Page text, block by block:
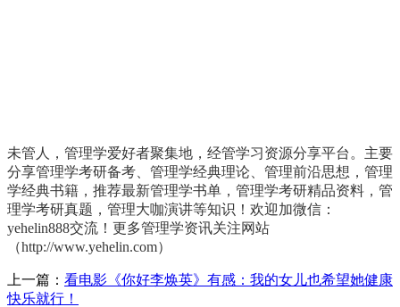
未管人，管理学爱好者聚集地，经管学习资源分享平台。主要
分享管理学考研备考、管理学经典理论、管理前沿思想，管理
学经典书籍，推荐最新管理学书单，管理学考研精品资料，管
理学考研真题，管理大咖演讲等知识！欢迎加微信：
yehelin888交流！更多管理学资讯关注网站
（http://www.yehelin.com）
上一篇： 看电影《你好李焕英》有感：我的女儿也希望她健康
快乐就行！